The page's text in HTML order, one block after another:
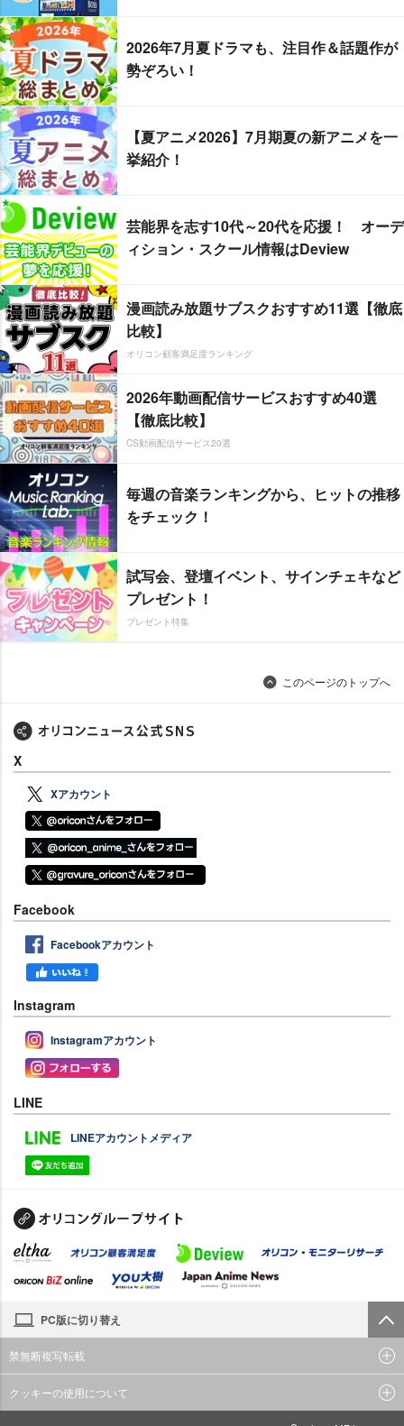
2026年7月夏ドラマも、注目作＆話題作が
勢ぞろい！
【夏アニメ2026】7月期夏の新アニメを一
挙紹介！
芸能界を志す10代～20代を応援！ オーデ
ィション・スクール情報はDeview
漫画読み放題サブスクおすすめ11選【徹底
比較】
オリコン顧客満足度ランキング
2026年動画配信サービスおすすめ40選
【徹底比較】
CS動画配信サービス20選
毎週の音楽ランキングから、ヒットの推移
をチェック！
試写会、登壇イベント、サインチェキなど
プレゼント！
プレゼント特集
このページのトップへ
X
Xアカウント
Facebook
Facebookアカウント
Instagram
Instagramアカウント
LINE
LINEアカウントメディア
PC版に切り替え
禁無断複写転載
クッキーの使用について